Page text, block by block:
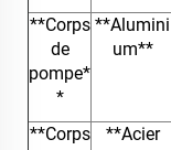
**Corps
de
pompe*
*
**Alumini
um**
**Corps
**Acier